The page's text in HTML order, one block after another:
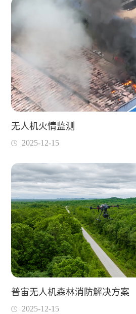
无人机火情监测
2025-12-15
普宙无人机森林消防解决方案
2025-12-15